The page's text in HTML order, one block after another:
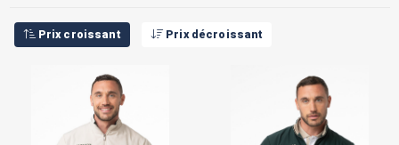
Prix croissant Prix décroissant